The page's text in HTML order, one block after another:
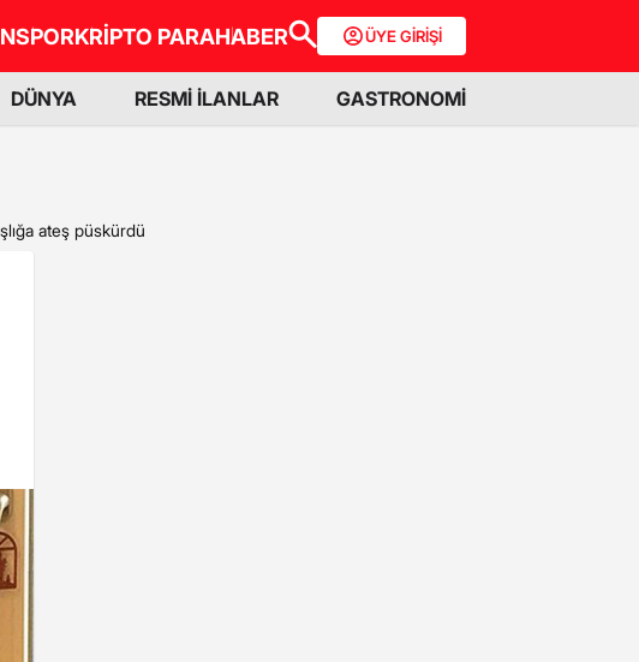
SPORKRİPTO PARAHABER ÜYE GİRİŞİ
DÜNYA RESMİ İLANLAR GASTRONOMİ
ateş püskürdü